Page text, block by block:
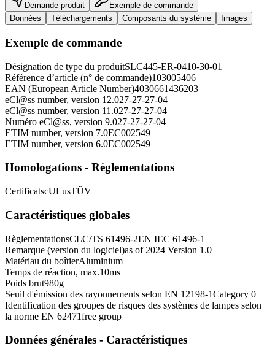
Demande produit
Exemple de commande
Données
Téléchargements Composants du système Images
Exemple de commande
Désignation de type du produitSLC445-ER-0410-30-01
Référence d’article (n° de commande)103005406
EAN (European Article Number)4030661436203
eCl@ss number, version 12.027-27-27-04
eCl@ss number, version 11.027-27-27-04
Numéro eCl@ss, version 9.027-27-27-04
ETIM number, version 7.0EC002549
ETIM number, version 6.0EC002549
Homologations - Règlementations
CertificatscULusTÜV
Caractéristiques globales
RèglementationsCLC/TS 61496-2EN IEC 61496-1
Remarque (version du logiciel)as of 2024 Version 1.0
Matériau du boîtierAluminium
Temps de réaction, max.10ms
Poids brut980g
Seuil d'émission des rayonnements selon EN 12198-1Category 0
Identification des groupes de risques des systèmes de lampes selon
la norme EN 62471free group
Données générales - Caractéristiques